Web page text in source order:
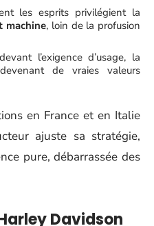
les esprits privilégient la
machine, loin de la profusion
l’exigence d’usage, la
de vraies valeurs
en France et en Italie
ajuste sa stratégie,
pure, débarrassée des
Davidson